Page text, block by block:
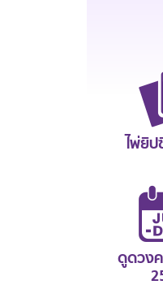
ไพ่ยิ
ดูดวง